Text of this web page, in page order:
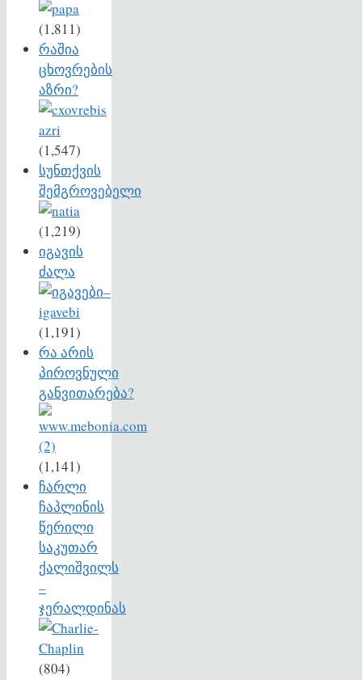
(1,811)
რაშია
ცხოვრების
აზრი?
(1,547)
სუნთქვის
შემგროვებელი
(1,219)
იგავის
ძალა
(1,191)
რა არის
პიროვნული
განვითარება?
(1,141)
ჩარლი
ჩაპლინის
წერილი
საკუთარ
ქალიშვილს
–
ჯერალდინას
(804)